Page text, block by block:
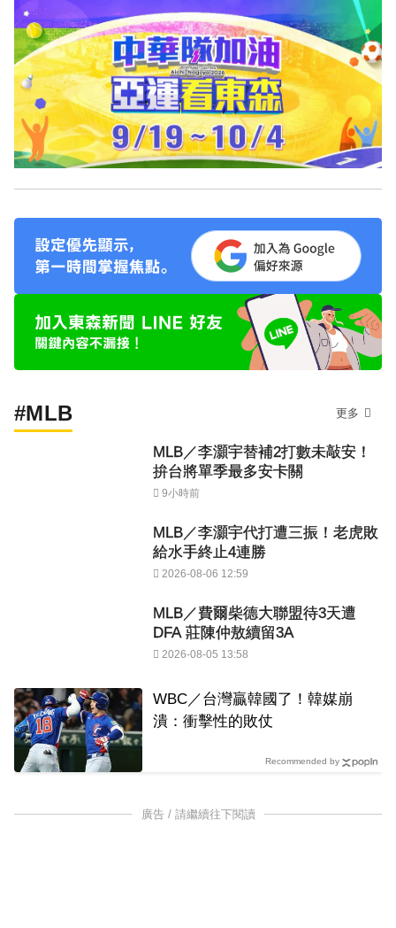
#MLB 更多
MLB／李灝宇替補2打數未敲安！
拚台將單季最多安卡關
9小時前
MLB／李灝宇代打遭三振！老虎敗
給水手終止4連勝
2026-08-06 12:59
MLB／費爾柴德大聯盟待3天遭
DFA 莊陳仲敖續留3A
2026-08-05 13:58
WBC／台灣贏韓國了！韓媒崩
潰：衝擊性的敗仗
Recommended by
廣告 / 請繼續往下閱讀